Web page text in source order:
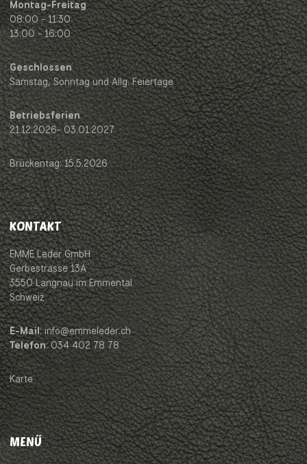
Montag-Freitag
08:00 - 11:30
13:00 - 16:00
Geschlossen
Samstag, Sonntag und Allg. Feiertage
Betriebsferien
21.12.2026- 03.01.2027
Brückentag: 15.5.2026
KONTAKT
EMME Leder GmbH
Gerbestrasse 13A
3550 Langnau im Emmental
Schweiz
E-Mail: info@emmeleder.ch
Telefon: 034 402 78 78
Karte
MENÜ